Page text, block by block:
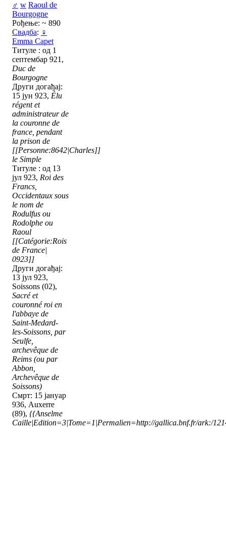
♂ w Raoul de
Bourgogne
Рођење: ~ 890
Свадба: ♀
Emma Capet
Титуле : од 1
септембар 921,
Duc de
Bourgogne
Други догађај:
15 јун 923, Élu
régent et
administrateur de
la couronne de
france, pendant
la prison de
[[Personne:8642|Charles]]
le Simple
Титуле : од 13
јул 923, Roi des
Francs,
Occidentaux sous
le nom de
Rodulfus ou
Rodolphe ou
Raoul
[[Catégorie:Rois
de France|
0923]]
Други догађај:
13 јул 923,
Soissons (02),
Sacré et
couronné roi en
l'abbaye de
Saint-Medard-
les-Soissons, par
Seulfe,
archevêque de
Reims (ou par
Abbon,
Archevêque de
Soissons)
Смрт: 15 јануар
936, Auxerre
(89), {{Anselme
Caille|Edition=3|Tome=1|Permalien=http://gallica.bnf.fr/ark:/